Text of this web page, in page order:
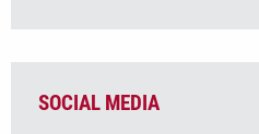
SOCIAL MEDIA